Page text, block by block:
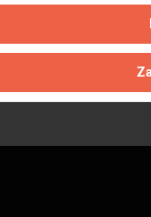
Aktualizováno z